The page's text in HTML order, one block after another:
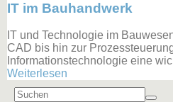
IT im Bauhandwerk
IT und Technologie im
CAD bis hin zur
Informationstechnologie eine
Weiterlesen